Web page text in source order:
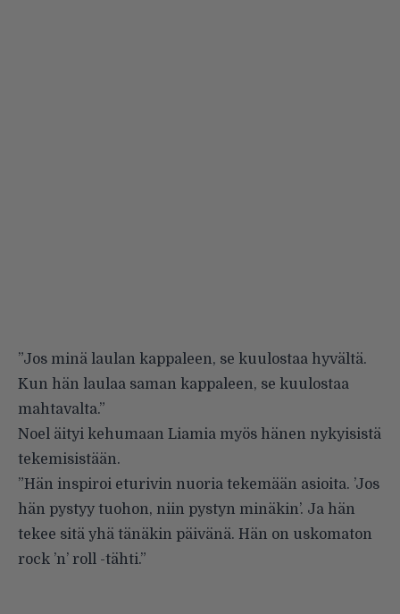
”Jos minä laulan kappaleen, se kuulostaa hyvältä.
Kun hän laulaa saman kappaleen, se kuulostaa
mahtavalta.”
Noel äityi kehumaan Liamia myös hänen nykyisistä
tekemisistään.
”Hän inspiroi eturivin nuoria tekemään asioita. ’Jos
hän pystyy tuohon, niin pystyn minäkin’. Ja hän
tekee sitä yhä tänäkin päivänä. Hän on uskomaton
rock ’n’ roll -tähti.”